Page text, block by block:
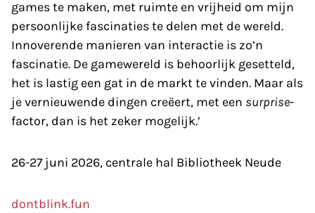
games te maken, met ruimte en vrijheid om mijn
persoonlijke fascinaties te delen met de wereld.
Innoverende manieren van interactie is zo’n
fascinatie. De gamewereld is behoorlijk gesetteld,
het is lastig een gat in de markt te vinden. Maar als
je vernieuwende dingen creëert, met een surprise-
factor, dan is het zeker mogelijk.’
26-27 juni 2026, centrale hal Bibliotheek Neude
dontblink.fun